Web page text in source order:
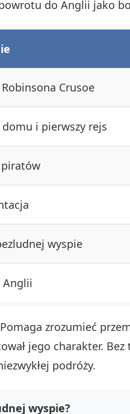
do Anglii jako
Crusoe
domu i pierwszy rejs
wyspie
Anglii
zrozumieć
jego charakter.
podróży.
wyspie?